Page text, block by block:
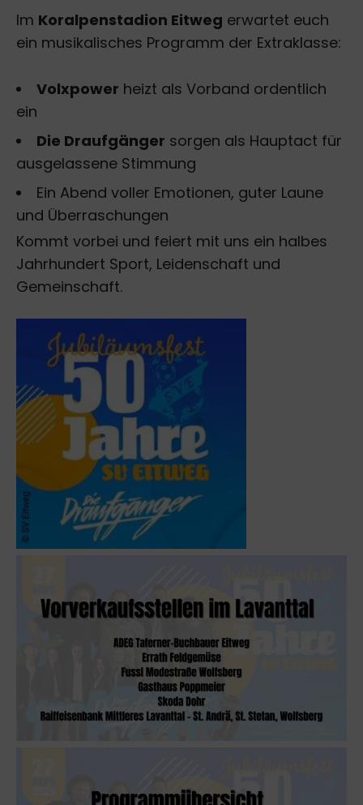
Im Koralpenstadion Eitweg erwartet euch
ein musikalisches Programm der Extraklasse:
Volxpower heizt als Vorband ordentlich
ein
Die Draufgänger sorgen als Hauptact für
ausgelassene Stimmung
Ein Abend voller Emotionen, guter Laune
und Überraschungen
Kommt vorbei und feiert mit uns ein halbes
Jahrhundert Sport, Leidenschaft und
Gemeinschaft.